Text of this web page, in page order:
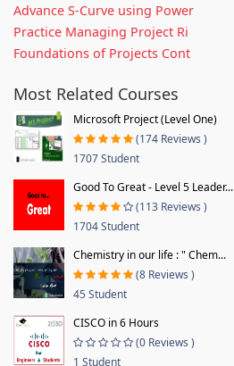
Advance S-Curve using Power
Practice Managing Project Ri
Foundations of Projects Cont
Most Related Courses
Microsoft Project (Level One)
(174 Reviews )
1707 Student
Good To Great - Level 5 Leader...
(113 Reviews )
1704 Student
Chemistry in our life : " Chem...
(8 Reviews )
45 Student
CISCO in 6 Hours
(0 Reviews )
1 Student